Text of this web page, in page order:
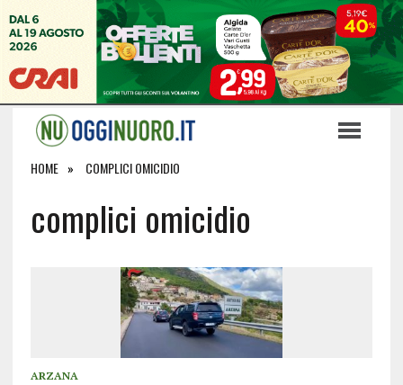
HOME COMPLICI OMICIDIO
complici omicidio
ARZANA